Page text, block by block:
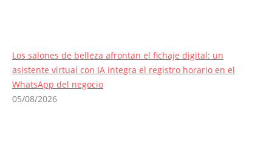
Los salones de belleza afrontan el fichaje digital: un
asistente virtual con IA integra el registro horario en el
WhatsApp del negocio
05/08/2026